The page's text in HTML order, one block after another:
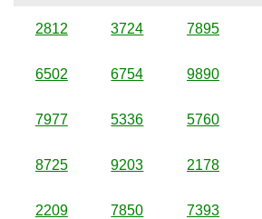
2812 3724 7895
6502 6754 9890
7977 5336 5760
8725 9203 2178
2209 7850 7393